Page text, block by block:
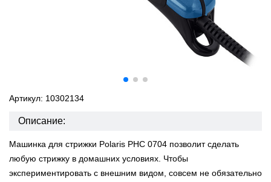
Артикул: 10302134
Описание:
Машинка для стрижки Polaris PHC 0704 позволит сделать
любую стрижку в домашних условиях. Чтобы
экспериментировать с внешним видом, совсем не обязательно